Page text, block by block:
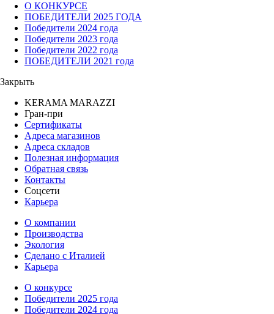
О КОНКУРСЕ
ПОБЕДИТЕЛИ 2025 ГОДА
Победители 2024 года
Победители 2023 года
Победители 2022 года
ПОБЕДИТЕЛИ 2021 года
Закрыть
KERAMA MARAZZI
Гран-при
Сертификаты
Адреса магазинов
Адреса складов
Полезная информация
Обратная связь
Контакты
Соцсети
Карьера
О компании
Производства
Экология
Сделано с Италией
Карьера
О конкурсе
Победители 2025 года
Победители 2024 года